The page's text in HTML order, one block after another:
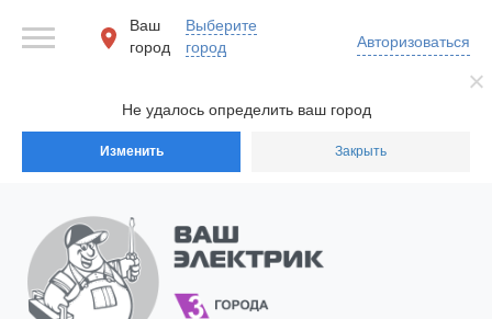
Не удалось определить ваш город
Изменить Закрыть
Ваш
город
Выберите
город
Авторизоваться